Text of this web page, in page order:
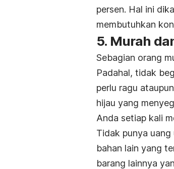
persen. Hal ini
membutuhkan
5. Murah
Sebagian orang
Padahal, tidak
perlu ragu
hijau yang
Anda setiap kali
Tidak punya
bahan lain yang
barang lainnya